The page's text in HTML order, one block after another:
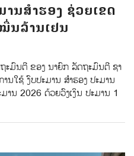
ນສຳຮອງ ຊ່ວຍເຂດ
ນລ້ານເຢນ
ະມົນຕີ ຂອງ ນາຍົກ ລັດຖະມົນຕີ ຊາ
ນໃຊ້ ງົບປະມານ ສຳຮອງ ປະມານ
ນ 2026 ດ້ວຍວົງເງິນ ປະມານ 1